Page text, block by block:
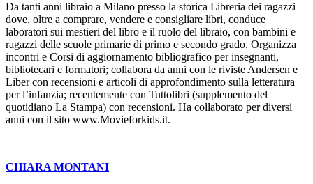
Da tanti anni libraio a Milano presso la storica Libreria dei ragazzi
dove, oltre a comprare, vendere e consigliare libri, conduce
laboratori sui mestieri del libro e il ruolo del libraio, con bambini e
ragazzi delle scuole primarie di primo e secondo grado. Organizza
incontri e Corsi di aggiornamento bibliografico per insegnanti,
bibliotecari e formatori; collabora da anni con le riviste Andersen e
Liber con recensioni e articoli di approfondimento sulla letteratura
per l’infanzia; recentemente con Tuttolibri (supplemento del
quotidiano La Stampa) con recensioni. Ha collaborato per diversi
anni con il sito www.Movieforkids.it.
CHIARA MONTANI